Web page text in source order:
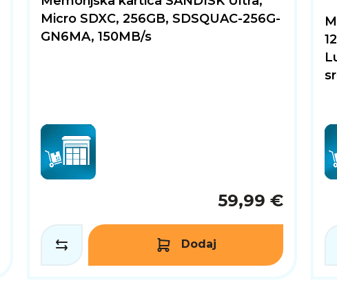
Micro SDXC, 256GB, SDSQUAC-256G-
GN6MA, 150MB/s
59,99 €
Dodaj